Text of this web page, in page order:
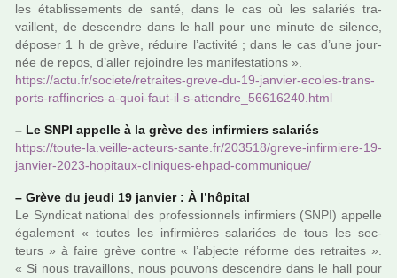
les établissements de santé, dans le cas où les sala­riés tra­
vaillent, de des­cen­dre dans le hall pour une minute de silence,
dépo­­ser 1 h de grève, réduire l’acti­­vité ; dans le cas d’une jour­
née de repos, d’aller rejoin­­dre les mani­­fes­­ta­­tions ».
https://actu.fr/societe/retrai­tes-greve-du-19-jan­vier-ecoles-trans­
ports-raf­fi­ne­ries-a-quoi-faut-il-s-atten­dre_56616240.html
– Le SNPI appelle à la grève des infir­miers sala­riés
https://toute-la.veille-acteurs-sante.fr/203518/greve-infir­miere-19-
jan­vier-2023-hopi­taux-cli­ni­ques-ehpad-com­mu­ni­que/
– Grève du jeudi 19 jan­vier : À l’hôpi­tal
Le Syndicat natio­nal des pro­fes­sion­nels infir­miers (SNPI) appelle
également « toutes les infir­­miè­­res sala­­riées de tous les sec­­
teurs » à faire grève contre « l’abjecte réforme des retrai­­tes ».
« Si nous tra­­vaillons, nous pou­­vons des­­cen­­dre dans le hall pour